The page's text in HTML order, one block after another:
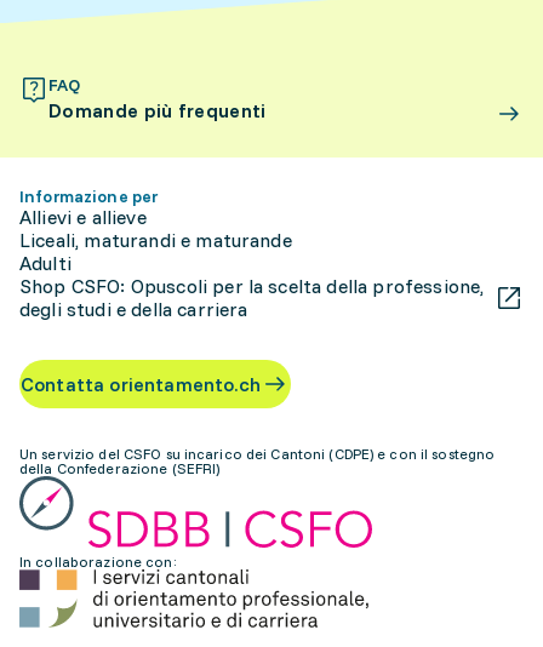
FAQ
Domande più frequenti
Informazione per
Allievi e allieve
Liceali, maturandi e maturande
Adulti
Shop CSFO: Opuscoli per la scelta della professione,
degli studi e della carriera
Contatta orientamento.ch
Un servizio del CSFO su incarico dei Cantoni (CDPE) e con il sostegno
della Confederazione (SEFRI)
In collaborazione con: